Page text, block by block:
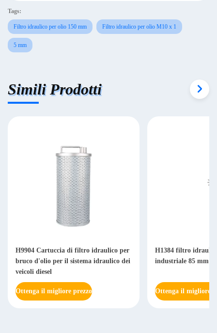
Tags:
Filtro idraulico per olio 150 mm Filtro idraulico per olio M10 x 1
5 mm
Simili Prodotti
H9904 Cartuccia di filtro idraulico per
bruco d'olio per il sistema idraulico dei
veicoli diesel
Ottenga il migliore prezzo
H1384 filtro
industriale 85 mm
Ottenga il migliore